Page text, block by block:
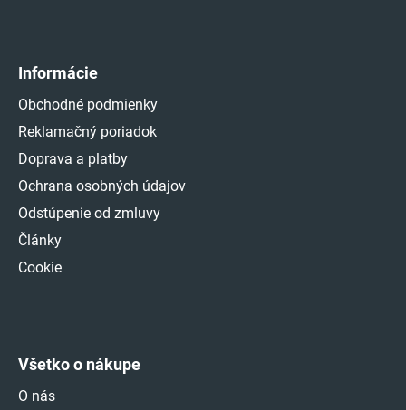
Informácie
Obchodné podmienky
Reklamačný poriadok
Doprava a platby
Ochrana osobných údajov
Odstúpenie od zmluvy
Články
Cookie
Všetko o nákupe
O nás